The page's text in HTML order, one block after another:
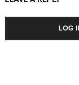
LOG